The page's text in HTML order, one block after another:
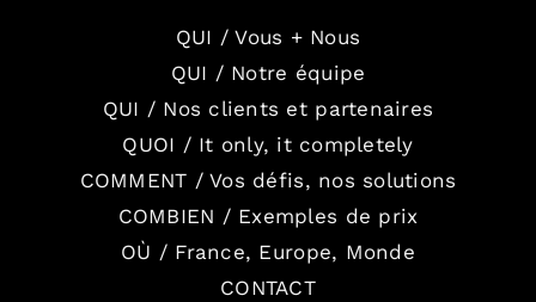
QUI / Vous + Nous
QUI / Notre équipe
QUI / Nos clients et partenaires
QUOI / It only, it completely
COMMENT / Vos défis, nos solutions
COMBIEN / Exemples de prix
OÙ / France, Europe, Monde
CONTACT